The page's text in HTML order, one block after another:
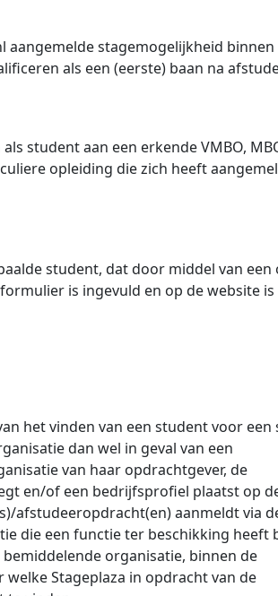
aangemelde stagemogelijkheid binnen
als een (eerste) baan na
student aan een erkende VMBO,
opleiding die zich heeft
student, dat door middel van een
is ingevuld en op de website is
het vinden van een student voor een
dan wel in geval van een
van haar opdrachtgever, de
en/of een bedrijfsprofiel plaatst op
afstudeeropdracht(en) aanmeldt via
die een functie ter beschikking heeft
organisatie, binnen de
Stageplaza in opdracht van de